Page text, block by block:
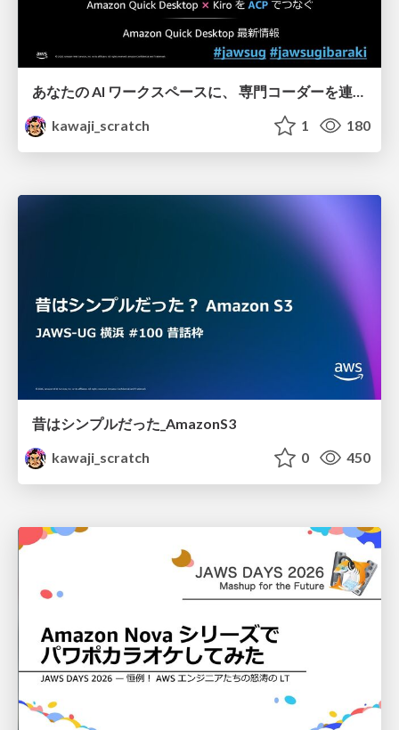
あなたの AI ワークスペースに、 専門コーダーを連れてくる - Amazon Quick Desktop 最新情報
kawaji_scratch
1 180
昔はシンプルだった_AmazonS3
kawaji_scratch
0 450